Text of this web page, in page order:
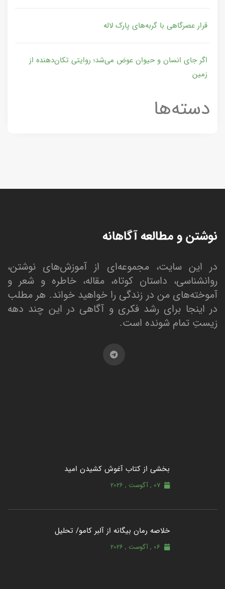
قرار عصرگاهی با گربه‌های پارک لاله
اگر جای انسان و حیوان عوض می‌شد؛ روایتی تکان‌دهنده از
زمین
دسته‌ها
نوشتن و مطالعه آگاهانه
در این سایت، مجموعه‌ای از آموزش‌های نوشتن،
روانشناسی، داستان کوتاه، مقاله، خاطره و شعر و
آموخته‌های من در زندگی را خواهید خواند. هر مطلب
در اینجا برای رشد فکری و آگاهی در این چند دهه
زیستِ تمام شونده است.
بخشی از کتاب آغوش کشیدن امید
07 , آگوست , 2026
خلاصه رمان بیگانه از آلبر کامو/ تحلیل
06 , آگوست , 2026